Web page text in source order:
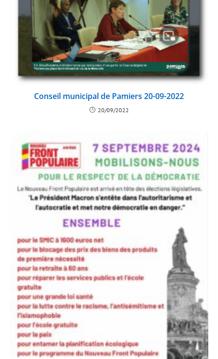
Conseil municipal de Pamiers 20-09-2022
20/09/2022